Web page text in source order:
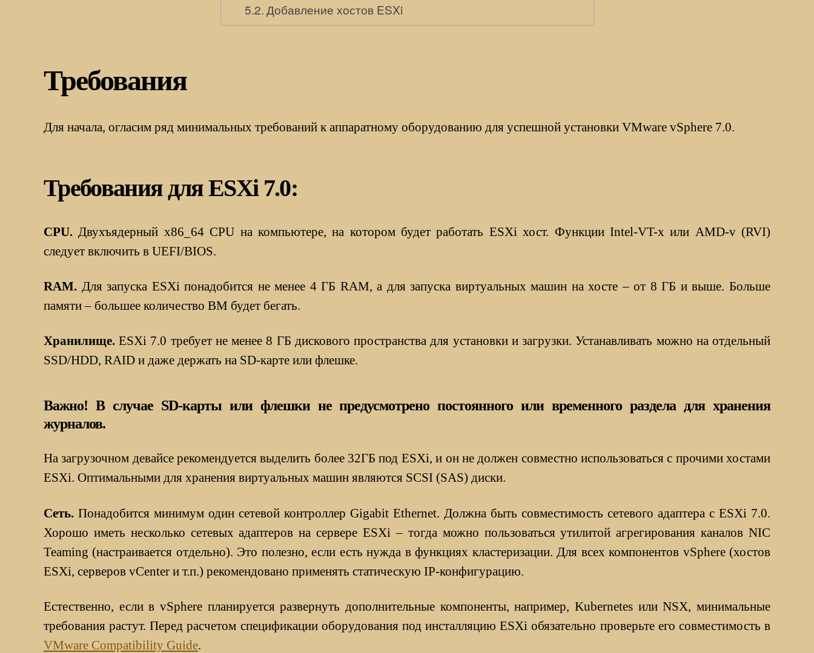
Добавление хостов ESXi
Требования
Для начала, огласим ряд минимальных требований к аппаратному оборудованию для успешной установки VMware vSphere 7.0.
Требования для ESXi 7.0:
CPU. Двухъядерный x86_64 CPU на компьютере, на котором будет работать ESXi хост. Функции Intel-VT-x или AMD-v (RVI)
следует включить в UEFI/BIOS.
RAM. Для запуска ESXi понадобится не менее 4 ГБ RAM, а для запуска виртуальных машин на хосте – от 8 ГБ и выше. Больше
памяти – большее количество ВМ будет бегать.
Хранилище. ESXi 7.0 требует не менее 8 ГБ дискового пространства для установки и загрузки. Устанавливать можно на отдельный
SSD/HDD, RAID и даже держать на SD-карте или флешке.
Важно! В случае SD-карты или флешки не предусмотрено постоянного или временного раздела для хранения
журналов.
На загрузочном девайсе рекомендуется выделить более 32ГБ под ESXi, и он не должен совместно использоваться с прочими хостами
ESXi. Оптимальными для хранения виртуальных машин являются SCSI (SAS) диски.
Сеть. Понадобится минимум один сетевой контроллер Gigabit Ethernet. Должна быть совместимость сетевого адаптера с ESXi 7.0.
Хорошо иметь несколько сетевых адаптеров на сервере ESXi – тогда можно пользоваться утилитой агрегирования каналов NIC
Teaming (настраивается отдельно). Это полезно, если есть нужда в функциях кластеризации. Для всех компонентов vSphere (хостов
ESXi, серверов vCenter и т.п.) рекомендовано применять статическую IP-конфигурацию.
Естественно, если в vSphere планируется развернуть дополнительные компоненты, например, Kubernetes или NSX, минимальные
требования растут. Перед расчетом спецификации оборудования под инсталляцию ESXi обязательно проверьте его совместимость в
VMware Compatibility Guide.